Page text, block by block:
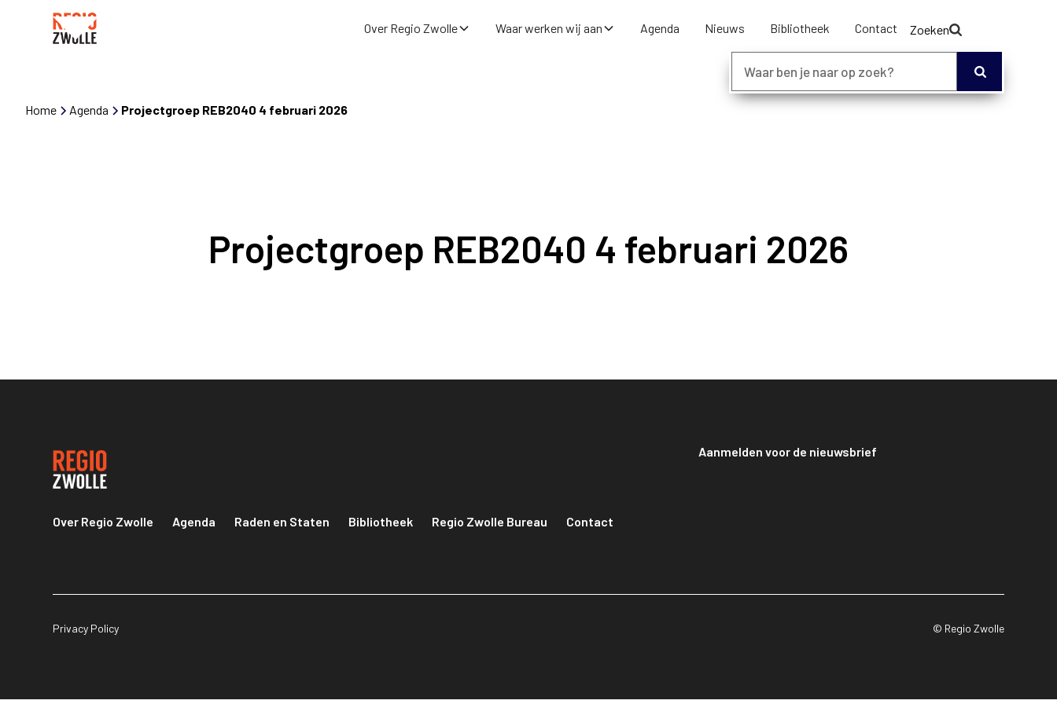
Over Regio Zwolle Waar werken wij aan Agenda Nieuws Bibliotheek Contact Zoeken
Home Agenda Projectgroep REB2040 4 februari 2026
Projectgroep REB2040 4 februari 2026
Over Regio Zwolle Agenda Raden en Staten Bibliotheek Regio Zwolle Bureau Contact
Aanmelden voor de nieuwsbrief
Privacy Policy © Regio Zwolle